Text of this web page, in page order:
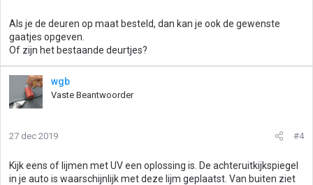
Als je de deuren op maat besteld, dan kan je ook de gewenste
gaatjes opgeven.
Of zijn het bestaande deurtjes?
wgb
Vaste Beantwoorder
27 dec 2019 #4
Kijk eens of lijmen met UV een oplossing is. De achteruitkijkspiegel
in je auto is waarschijnlijk met deze lijm geplaatst. Van buiten ziet